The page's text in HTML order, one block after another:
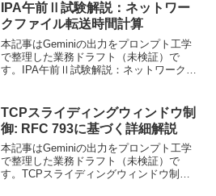
IPA午前Ⅱ試験解説：ネットワー
クファイル転送時間計算
本記事はGeminiの出力をプロンプト工学
で整理した業務ドラフト（未検証）で
す。IPA午前Ⅱ試験解説：ネットワークフ
転送速度から正確に計算する。graph TD
A -...
TCPスライディングウィンドウ制
御: RFC 793に基づく詳細解説
本記事はGeminiの出力をプロンプト工学
で整理した業務ドラフト（未検証）で
す。TCPスライディングウィンドウ制御: